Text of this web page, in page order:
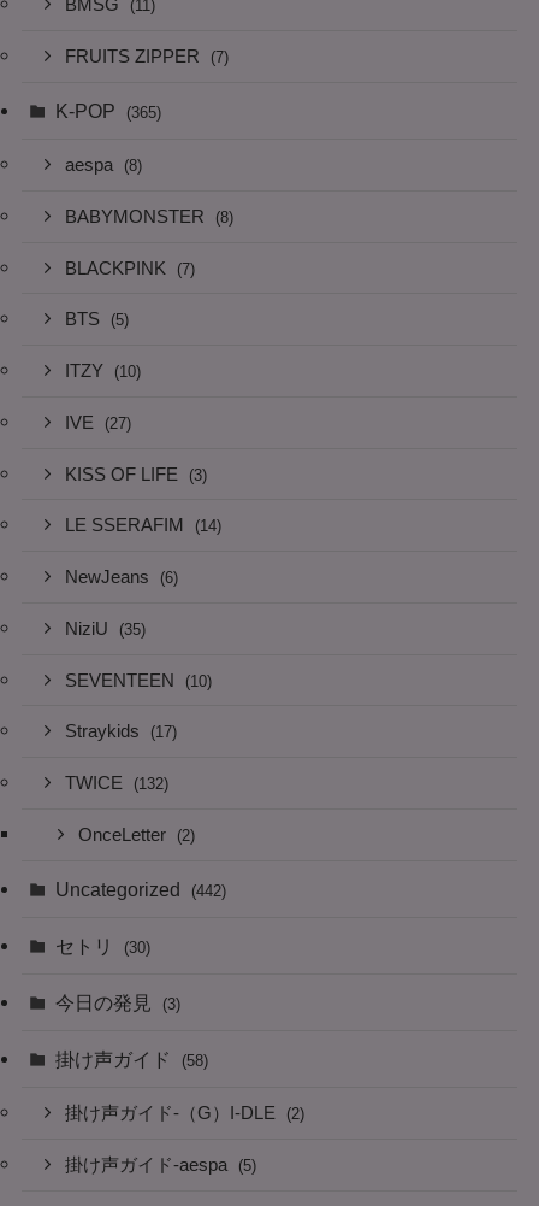
BMSG (11)
FRUITS ZIPPER (7)
K-POP (365)
aespa (8)
BABYMONSTER (8)
BLACKPINK (7)
BTS (5)
ITZY (10)
IVE (27)
KISS OF LIFE (3)
LE SSERAFIM (14)
NewJeans (6)
NiziU (35)
SEVENTEEN (10)
Straykids (17)
TWICE (132)
OnceLetter (2)
Uncategorized (442)
セトリ (30)
今日の発見 (3)
掛け声ガイド (58)
掛け声ガイド-（G）I-DLE (2)
掛け声ガイド-aespa (5)